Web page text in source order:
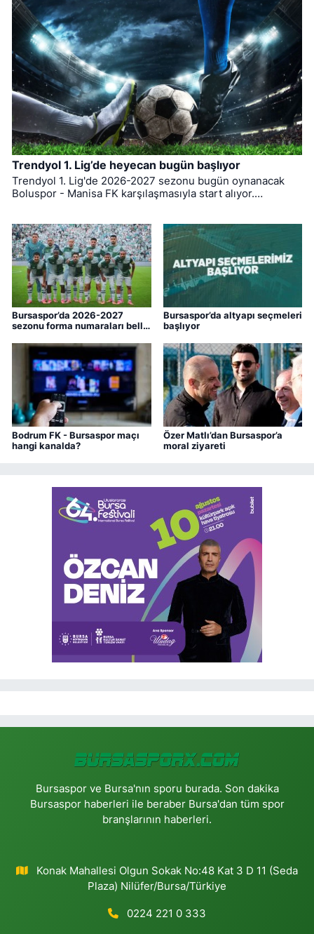
Trendyol 1. Lig’de heyecan bugün başlıyor
Trendyol 1. Lig'de 2026-2027 sezonu bugün oynanacak
Boluspor - Manisa FK karşılaşmasıyla start alıyor.
Bursaspor’da 2026-2027
sezonu forma numaraları belli
Bursaspor’da altyapı seçmeleri
başlıyor
Bodrum FK - Bursaspor maçı
hangi kanalda?
Özer Matlı’dan Bursaspor’a
moral ziyareti
Bursaspor ve Bursa'nın sporu burada. Son dakika
Bursaspor haberleri ile beraber Bursa'dan tüm spor
branşlarının haberleri.
Konak Mahallesi Olgun Sokak No:48 Kat 3 D 11 (Seda
Plaza) Nilüfer/Bursa/Türkiye
0224 221 0 333